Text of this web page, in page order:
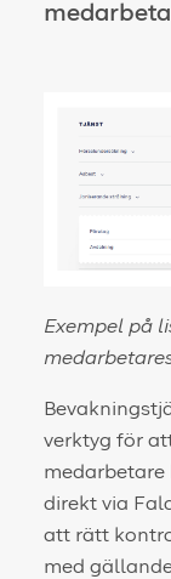
Exempel på
verktyg för
direkt via
att rätt
med